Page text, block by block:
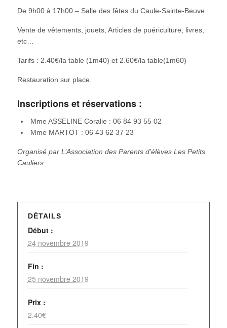
De 9h00 à 17h00 – Salle des fêtes du Caule-Sainte-Beuve
Vente de vêtements, jouets, Articles de puériculture, livres,
etc…
Tarifs : 2.40€/la table (1m40) et 2.60€/la table(1m60)
Restauration sur place.
Inscriptions et réservations :
Mme ASSELINE Coralie : 06 84 93 55 02
Mme MARTOT : 06 43 62 37 23
Organisé par L’Association des Parents d’élèves Les Petits
Cauliers
DÉTAILS
Début :
24 novembre 2019
Fin :
25 novembre 2019
Prix :
2.40€